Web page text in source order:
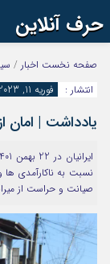
حرف آنلاین
اینستاگرام
آپارات
رمز عبور
مرا به خاطر بسپار
صفحه نخست اخبار /
انتشار :
فوریه 11, 2023 - 5:58 ب.ظ
یادداشت | امان
نسبت به ناکارآمدی
صیانت و حراست از